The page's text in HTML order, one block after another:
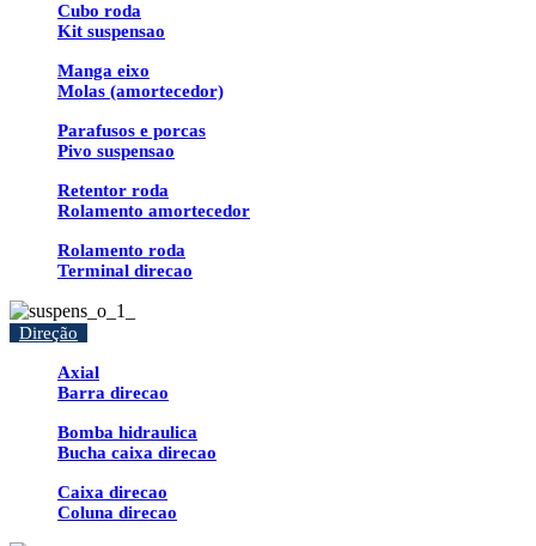
Cubo roda
Kit suspensao
Manga eixo
Molas (amortecedor)
Parafusos e porcas
Pivo suspensao
Retentor roda
Rolamento amortecedor
Rolamento roda
Terminal direcao
Direção
Axial
Barra direcao
Bomba hidraulica
Bucha caixa direcao
Caixa direcao
Coluna direcao